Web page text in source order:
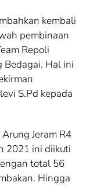
kembali
pembinaan
Repoli
Bedagai. Hal ini
S.Pd kepada
Jeram R4
2021 ini diikuti
total 56
Hingga